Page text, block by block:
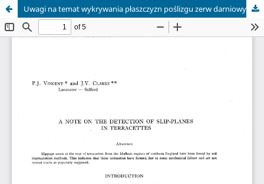
Uwagi na temat wykrywania płaszczyzn poślizgu zerw darniowych